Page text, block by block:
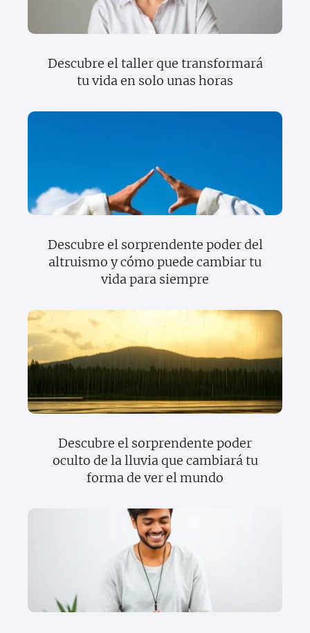
Descubre el taller que transformará
tu vida en solo unas horas
Descubre el sorprendente poder del
altruismo y cómo puede cambiar tu
vida para siempre
Descubre el sorprendente poder
oculto de la lluvia que cambiará tu
forma de ver el mundo